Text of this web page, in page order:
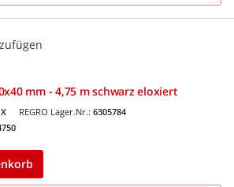
mm - 4,75 m schwarz eloxiert
REGRO Lager.Nr.: 6305784